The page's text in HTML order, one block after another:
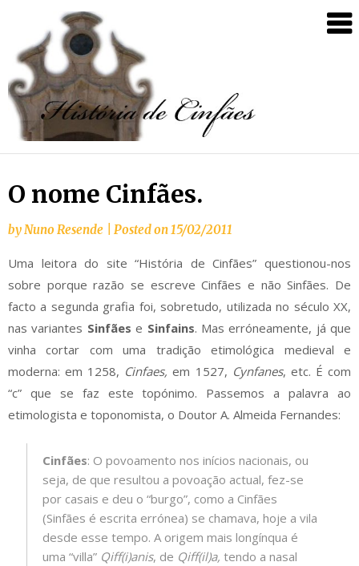
O nome Cinfães.
byNuno Resende Posted on15/02/2011
Uma leitora do site “História de Cinfães” questionou-nos
sobre porque razão se escreve Cinfães e não Sinfães. De
facto a segunda grafia foi, sobretudo, utilizada no século XX,
nas variantes Sinfãese Sinfains. Mas erróneamente, já que
vinha cortar com uma tradição etimológica medieval e
moderna: em 1258, Cinfaes,em 1527, Cynfanes, etc. É com
“c” que se faz este topónimo. Passemos a palavra ao
etimologista e toponomista, o Doutor A. Almeida Fernandes:
Cinfães: O povoamento nos inícios nacionais, ou
seja, de que resultou a povoação actual, fez-se
por casais e deu o “burgo”, como a Cinfães
(Sinfães é escrita errónea) se chamava, hoje a vila
desde esse tempo. A origem mais longínqua é
uma “villa” Qiff(i)anis, de Qiff(il)a, tendo a nasal